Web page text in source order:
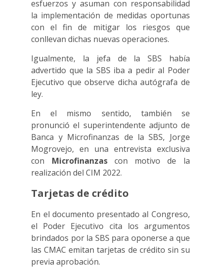
esfuerzos y asuman con responsabilidad
la implementación de medidas oportunas
con el fin de mitigar los riesgos que
conllevan dichas nuevas operaciones.
Igualmente, la jefa de la SBS había
advertido que la SBS iba a pedir al Poder
Ejecutivo que observe dicha autógrafa de
ley.
En el mismo sentido, también se
pronunció el superintendente adjunto de
Banca y Microfinanzas de la SBS, Jorge
Mogrovejo, en una entrevista exclusiva
con Microfinanzascon motivo de la
realización del CIM 2022.
Tarjetas de crédito
En el documento presentado al Congreso,
el Poder Ejecutivo cita los argumentos
brindados por la SBS para oponerse a que
las CMAC emitan tarjetas de crédito sin su
previa aprobación.